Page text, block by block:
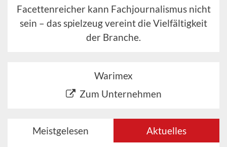
Facettenreicher kann Fachjournalismus nicht
sein – das spielzeug vereint die Vielfältigkeit
der Branche.
Warimex
Zum Unternehmen
Meistgelesen Aktuelles